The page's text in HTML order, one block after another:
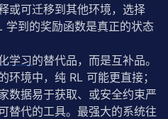
或可迁移到其他环境，选择
学到的奖励函数是真正的状态
学习的替代品，而是互补品。
境中，纯 RL 可能更直接；
数据易于获取、或安全约束严
替代的工具。最强大的系统往